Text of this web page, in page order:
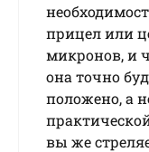
прицел или
микронов, и
она точно
положено, а
вы же